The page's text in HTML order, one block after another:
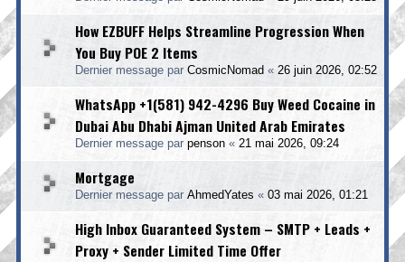
How EZBUFF Helps Streamline Progression When
You Buy POE 2 Items
Dernier message par CosmicNomad « 26 juin 2026, 02:52
WhatsApp +1(581) 942-4296 Buy Weed Cocaine in
Dubai Abu Dhabi Ajman United Arab Emirates
Dernier message par penson « 21 mai 2026, 09:24
Mortgage
Dernier message par AhmedYates « 03 mai 2026, 01:21
High Inbox Guaranteed System – SMTP + Leads +
Proxy + Sender Limited Time Offer